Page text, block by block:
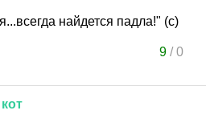
найдется падла!" (c)
9/0
кот